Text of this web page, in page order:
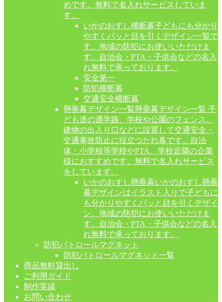
めです。無料で名入れサービスしていま
す。
いかのおすし横断幕子どもにも分かり
やすくパッと目を引くデザイン一覧で
す。地域の防犯にお使いいただけま
す。自治会・PTA・子供会などの名入
れ無料で承っております。
安全第一
防犯横断幕
交通安全横断幕
懸垂幕デザイン一覧懸垂幕デザイン一覧 子
ども達の通学路、学校や公園のフェンス、
建物の出入り口などに設置して交通安全・
交通事故防止に役立つたれ幕です。自治
体・小学校等学校やPTA、学校近隣の企業
様におすすめです。無料で名入れサービス
をしています。
いかのおすし懸垂幕いかのおすし懸垂
幕デザインはイラスト入りで子どもに
も分かりやすくパッと目を引くデザイ
ン。地域の防犯にお使いいただけま
す。自治会・PTA・子供会などの名入
れ無料で承っております。
防犯パトロールマグネット
防犯パトロールマグネット一覧
商品無料貸出し
ご利用ガイド
制作実績
お問い合わせ